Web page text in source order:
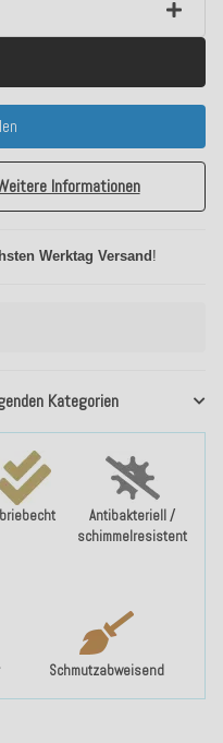
Antibakteriell /
schimmelresistent
Schmutzabweisend
Kategorien
Informationen
Werktag Versand !